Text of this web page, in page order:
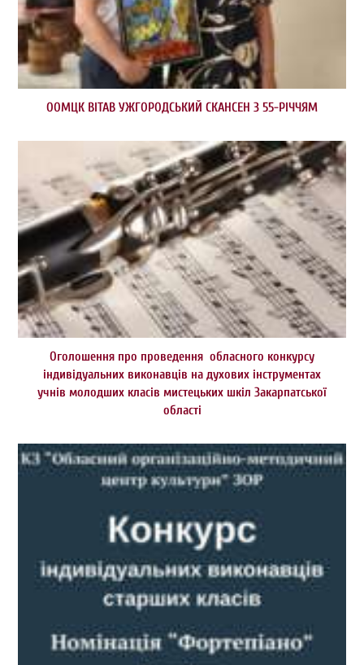
ООМЦК ВІТАВ УЖГОРОДСЬКИЙ СКАНСЕН З 55-РІЧЧЯМ
Оголошення про проведення обласного конкурсу
індивідуальних виконавців на духових інструментах
учнів молодших класів мистецьких шкіл Закарпатської
області